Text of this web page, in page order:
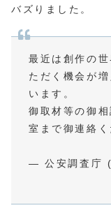
バズりました。
最近は創作の
ただく機会が
います。
御取材等の御
室まで御連絡く
— 公安調査庁